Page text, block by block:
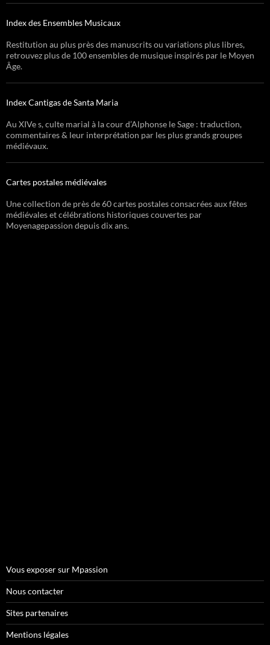
Index des Ensembles Musicaux
Restitution au plus près des manuscrits ou variations plus libres,
retrouvez plus de 100 ensembles de musique inspirés par le Moyen
Âge.
Index Cantigas de Santa Maria
Au XIVe s, culte marial à la cour d’Alphonse le Sage : traduction,
commentaires & leur interprétation par les plus grands groupes
médiévaux.
Cartes postales médiévales
Une collection de près de 60 cartes postales consacrées aux fêtes
médiévales et célébrations historiques couvertes par
Moyenagepassion depuis dix ans.
Vous exposer sur Mpassion
Nous contacter
Sites partenaires
Mentions légales